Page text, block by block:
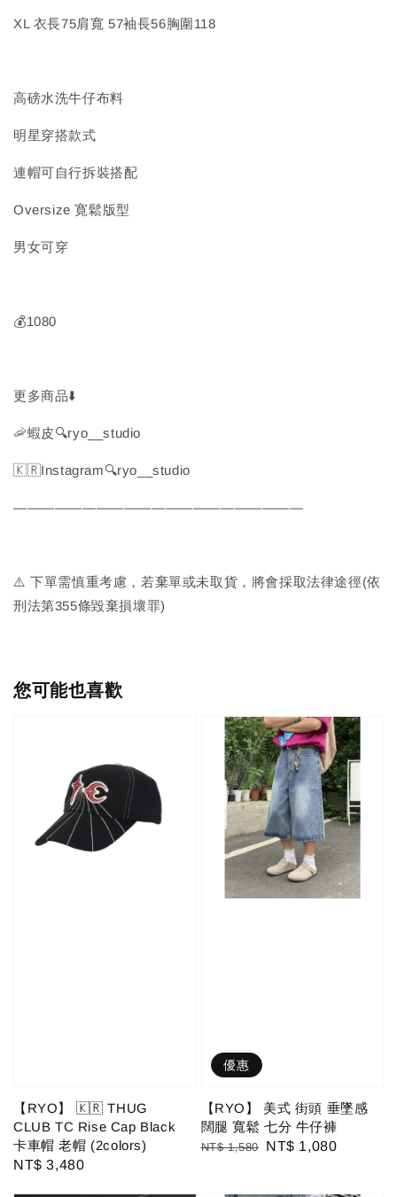
XL 衣長75肩寬 57袖長56胸圍118
高磅水洗牛仔布料
明星穿搭款式
連帽可自行拆裝搭配
Oversize 寛鬆版型
男女可穿
💰1080
更多商品⬇️
🦐蝦皮🔍ryo__studio
🇰🇷Instagram🔍ryo__studio
—————————————————————
⚠️ 下單需慎重考慮，若棄單或未取貨，將會採取法律途徑(依
刑法第355條毀棄損壞罪)
您可能也喜歡
【RYO】 🇰🇷 THUG
CLUB TC Rise Cap Black
卡車帽 老帽 (2colors)
Regular
NT$ 3,480
優惠
【RYO】 美式 街頭 垂墜感
闊腿 寬鬆 七分 牛仔褲
Regular
NT$ 1,580
Sale
NT$ 1,080